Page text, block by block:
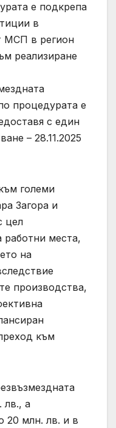
е подкрепа
в
МСП в регион
реализиране
процедурата е
с един
– 28.11.2025
големи
Загора и
цел
работни места,
на
производства,
към
лв., а
20 млн. лв. и в